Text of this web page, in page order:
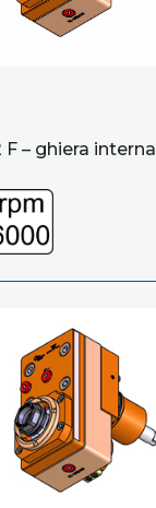
– ghiera interna